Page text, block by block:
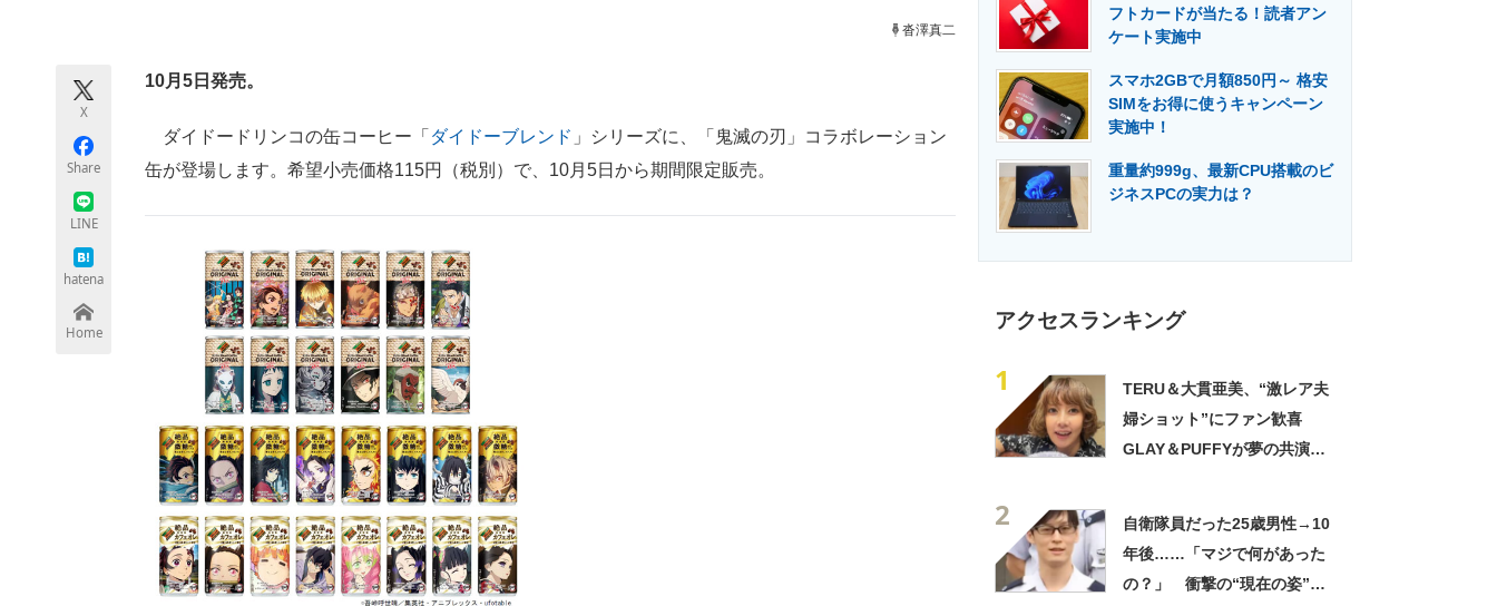
エネルギーの専門メディア 建設×テクノロジーの最前線
ちょっと気になるネットの話題
沓澤真二
X
Share
LINE
hatena
Home
10月5日発売。
ダイドードリンコの缶コーヒー「 ダイドーブレンド 」シリーズに、「鬼滅の刃」コラボレーション
缶が登場します。希望小売価格115円（税別）で、10月5日から期間限定販売。
フトカードが当たる！読者アン
ケート実施中
スマホ2GBで月額850円～ 格安
SIMをお得に使うキャンペーン
実施中！
重量約999g、最新CPU搭載のビ
ジネスPCの実力は？
アクセスランキング
1
TERU＆大貫亜美、“激レア夫
婦ショット”にファン歓喜
GLAY＆PUFFYが夢の共演
2
自衛隊員だった25歳男性→10
年後……「マジで何があった
の？」 衝撃の“現在の姿”が